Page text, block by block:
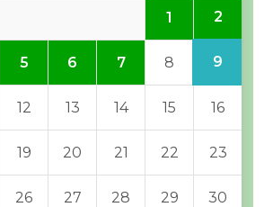
1 2
5 6 7 8 9
12 13 14 15 16
19 20 21 22 23
26 27 28 29 30